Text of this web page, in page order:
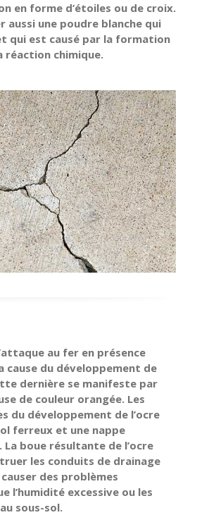
en forme d’étoiles ou de croix.
aussi une poudre blanche qui
qui est causé par la formation
réaction chimique.
au fer en présence
cause du développement de
dernière se manifeste par
de couleur orangée. Les
du développement de l’ocre
ferreux et une nappe
boue résultante de l’ocre
les conduits de drainage
des problèmes
l’humidité excessive ou les
sous-sol.